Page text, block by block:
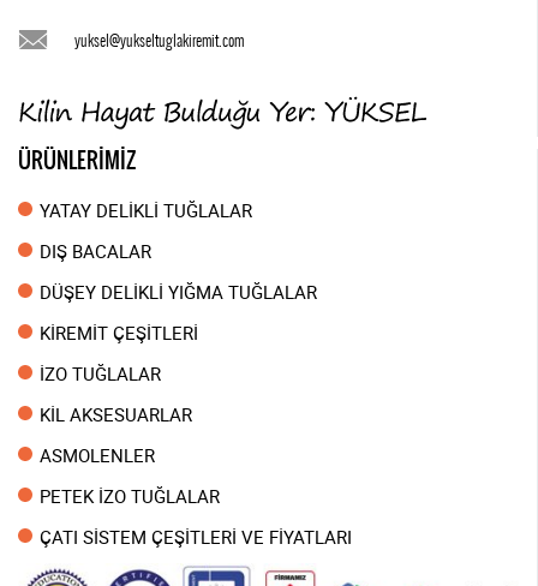
yuksel@yukseltuglakiremit.com
ÜRÜNLERİMİZ
YATAY DELİKLİ TUĞLALAR
DIŞ BACALAR
DÜŞEY DELİKLİ YIĞMA TUĞLALAR
KİREMİT ÇEŞİTLERİ
İZO TUĞLALAR
KİL AKSESUARLAR
ASMOLENLER
PETEK İZO TUĞLALAR
ÇATI SİSTEM ÇEŞİTLERİ VE FİYATLARI